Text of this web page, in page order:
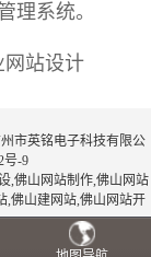
理系统。
网站设计
市英铭电子科技有限公
号-9
,佛山网站制作,佛山网站
,佛山建网站,佛山网站开